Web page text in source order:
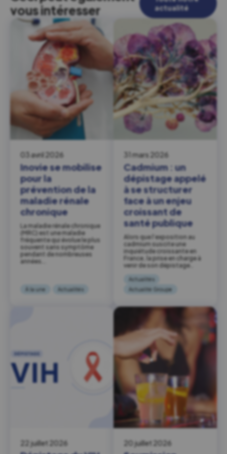
vous intéresser
actualité
03 avril 2026
Inovie se mobilise
pour la
prévention de la
maladie rénale
chronique
La maladie rénale chronique
(MRC) est une maladie
fréquente qui évolue le plus
souvent sans symptôme
pendant de nombreuses
années….
À la une Actualités
31 mars 2026
Cadmium : un
dépistage appelé
à se structurer
face à un enjeu
croissant de
santé publique
Alors que l’exposition au
cadmium suscite une
inquiétude croissante en
France, la prise en charge à
venir de son dépistage…
Actualités
Actualité Groupe
22 juillet 2026 20 juillet 2026